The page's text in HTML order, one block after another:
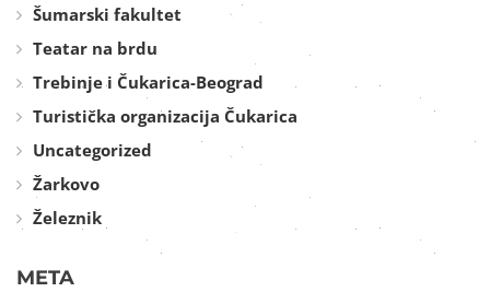
Šumarski fakultet
Teatar na brdu
Trebinje i Čukarica-Beograd
Turistička organizacija Čukarica
Uncategorized
Žarkovo
Železnik
META